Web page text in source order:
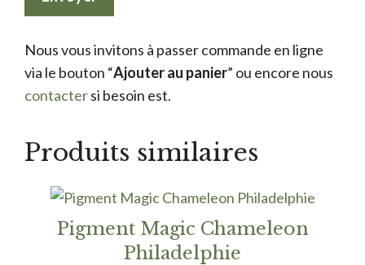
Nous vous invitons à passer commande en ligne
via le bouton “Ajouter au panier” ou encore nous
contactersi besoin est.
Produits similaires
Pigment Magic Chameleon
Philadelphie